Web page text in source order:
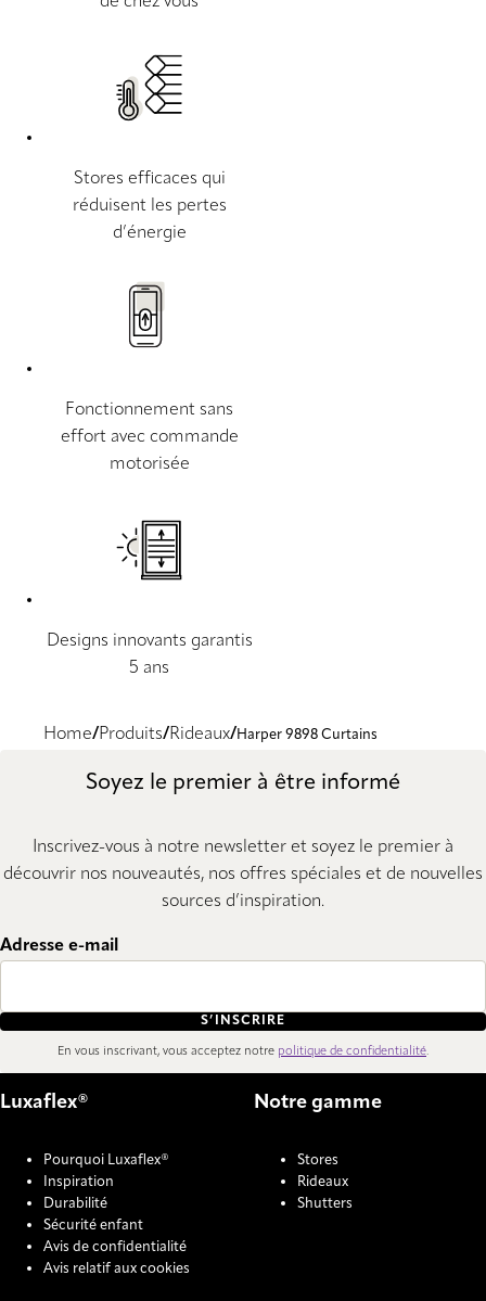
Stores efficaces qui
réduisent les pertes
d’énergie
Fonctionnement sans
effort avec commande
motorisée
Designs innovants garantis
5 ans
Home Produits Rideaux Harper 9898 Curtains
Soyez le premier à être informé
Inscrivez-vous à notre newsletter et soyez le premier à
découvrir nos nouveautés, nos offres spéciales et de nouvelles
sources d’inspiration.
Adresse e-mail
S’INSCRIRE
En vous inscrivant, vous acceptez notre politique de confidentialité.
Luxaflex®
Pourquoi Luxaflex®
Inspiration
Durabilité
Sécurité enfant
Avis de confidentialité
Avis relatif aux cookies
Notre gamme
Stores
Rideaux
Shutters